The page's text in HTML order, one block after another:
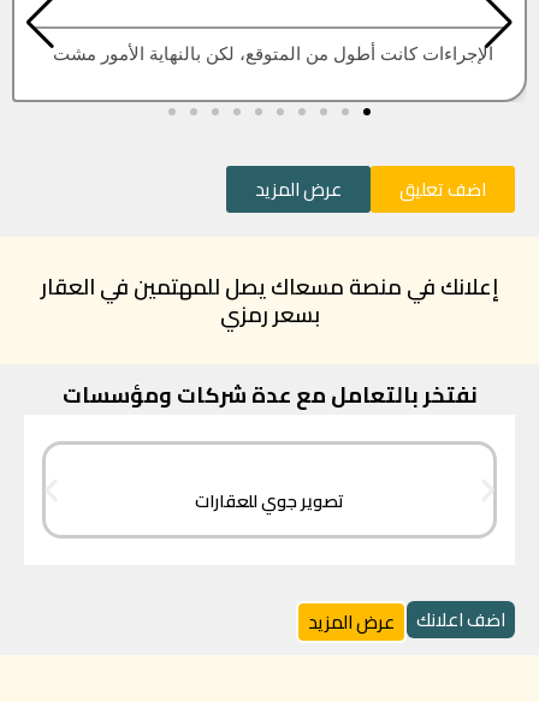
لكن بالنهاية الأمور مشت العقار اللي كنت أبيه طلع
اضف تعليق عرض المزيد
إعلانك في منصة مسعاك يصل للمهتمين في العقار
بسعر رمزي
نفتخر بالتعامل مع عدة شركات ومؤسسات
تصوير جوي للعقارات
اضف اعلانك عرض المزيد